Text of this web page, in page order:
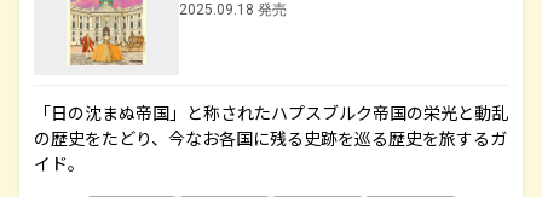
2025.09.18 発売
「日の沈まぬ帝国」と称されたハプスブルク帝国の栄光と動乱
の歴史をたどり、今なお各国に残る史跡を巡る歴史を旅するガ
イド。